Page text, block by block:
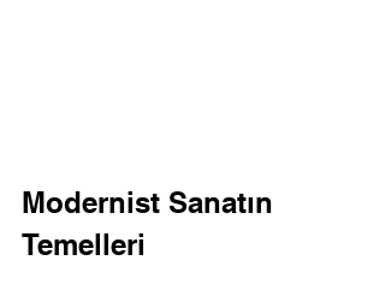
Modernist Sanatın
Temelleri